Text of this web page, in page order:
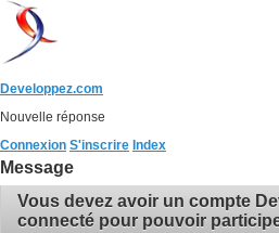
Developpez.com
Nouvelle réponse
Connexion S'inscrire Index
Message
Vous devez avoir un compte
connecté pour pouvoir